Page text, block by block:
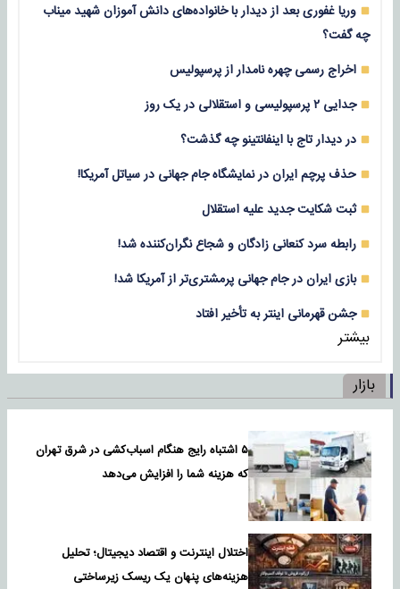
وریا غفوری بعد از دیدار با خانواده‌های دانش آموزان شهید میناب
چه گفت؟
اخراج رسمی چهره نامدار از پرسپولیس
جدایی ۲ پرسپولیسی و استقلالی در یک روز
در دیدار تاج با اینفانتینو چه گذشت؟
حذف پرچم ایران در نمایشگاه جام جهانی در سیاتل آمریکا!
ثبت شکایت جدید علیه استقلال
رابطه سرد کنعانی زادگان و شجاع نگران‌کننده شد!
بازی‌ ایران در جام جهانی پرمشتری‌تر از آمریکا شد!
جشن قهرمانی اینتر به تأخیر افتاد
بیشتر
بازار
۵ اشتباه رایج هنگام اسباب‌کشی در شرق تهران
که هزینه شما را افزایش می‌دهد
اختلال اینترنت و اقتصاد دیجیتال؛ تحلیل
هزینه‌های پنهان یک ریسک زیرساختی